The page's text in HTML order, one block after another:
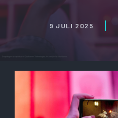
9 JULI 2025